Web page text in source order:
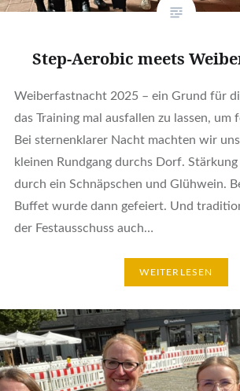
Step-Aerobic meets
Weiberfastnacht 2025 – ein Grund für
das Training mal ausfallen zu lassen, um
Bei sternenklarer Nacht machten wir
kleinen Rundgang durchs Dorf.
durch ein Schnäpschen und Glühwein.
Buffet wurde dann gefeiert. Und
der Festausschuss auch…
WEITERLESEN